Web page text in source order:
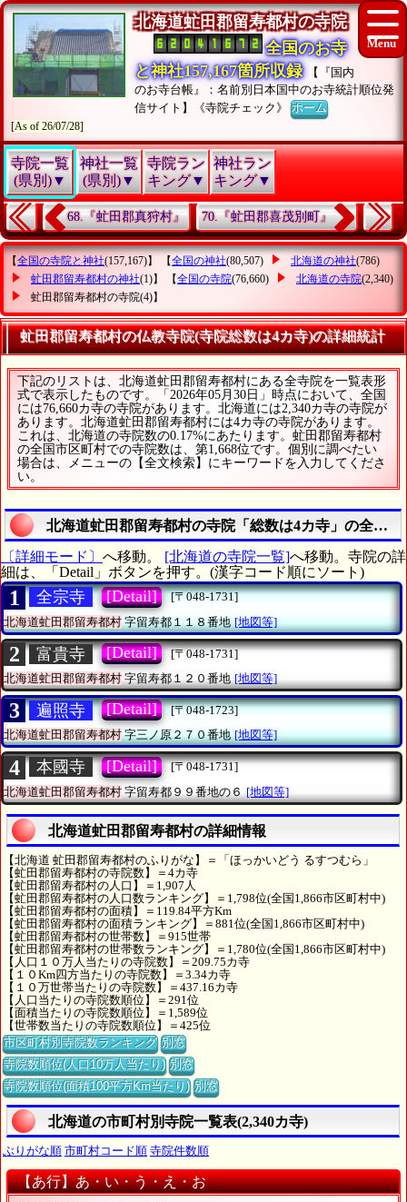
北海道虻田郡留寿都村の寺院
全国のお寺
と神社157,167箇所収録
【『国内
のお寺台帳』：名前別日本国中のお寺統計順位発
信サイト】《寺院チェック》ホーム
[As of 26/07/28]
寺院一覧
(県別)▼
神社一覧
(県別)▼
寺院ラン
キング▼
神社ラン
キング▼
68.『虻田郡真狩村』 70.『虻田郡喜茂別町』
【全国の寺院と神社(157,167)】 【全国の神社(80,507) 北海道の神社(786)
虻田郡留寿都村の神社(1)】 【全国の寺院(76,660) 北海道の寺院(2,340)
虻田郡留寿都村の寺院(4)】
虻田郡留寿都村の仏教寺院(寺院総数は4カ寺)の詳細統計
下記のリストは、北海道虻田郡留寿都村にある全寺院を一覧表形
式で表示したものです。「2026年05月30日」時点において、全国
には76,660カ寺の寺院があります。北海道には2,340カ寺の寺院が
あります。北海道虻田郡留寿都村には4カ寺の寺院があります。
これは、北海道の寺院数の0.17%にあたります。虻田郡留寿都村
の全国市区町村での寺院数は、第1,668位です。個別に調べたい
場合は、メニューの【全文検索】にキーワードを入力してくださ
い。
北海道虻田郡留寿都村の寺院「総数は4カ寺」の全リス
〔詳細モード〕 へ移動。 [北海道の寺院一覧]へ移動。寺院の詳
細は、「Detail」ボタンを押す。(漢字コード順にソート)
1 全宗寺 [Detail]
[〒048-1731]
北海道虻田郡留寿都村字留寿都１１８番地 [地図等]
2 富貴寺 [Detail]
[〒048-1731]
北海道虻田郡留寿都村字留寿都１２０番地 [地図等]
3 遍照寺 [Detail]
[〒048-1723]
北海道虻田郡留寿都村字三ノ原２７０番地 [地図等]
4 本國寺 [Detail]
[〒048-1731]
北海道虻田郡留寿都村 字留寿都９９番地の６ [地図等]
北海道虻田郡留寿都村の詳細情報
【北海道 虻田郡留寿都村のふりがな】＝「ほっかいどう るすつむら」
【虻田郡留寿都村の寺院数】＝4カ寺
【虻田郡留寿都村の人口】＝1,907人
【虻田郡留寿都村の人口数ランキング】＝1,798位(全国1,866市区町村中)
【虻田郡留寿都村の面積】＝119.84平方Km
【虻田郡留寿都村の面積ランキング】＝881位(全国1,866市区町村中)
【虻田郡留寿都村の世帯数】＝915世帯
【虻田郡留寿都村の世帯数ランキング】＝1,780位(全国1,866市区町村中)
【人口１０万人当たりの寺院数】＝209.75カ寺
【１０Km四方当たりの寺院数】＝3.34カ寺
【１０万世帯当たりの寺院数】＝437.16カ寺
【人口当たりの寺院数順位】＝291位
【面積当たりの寺院数順位】＝1,589位
【世帯数当たりの寺院数順位】＝425位
市区町村別寺院数ランキング 別窓
寺院数順位(人口10万人当たり) 別窓
寺院数順位(面積100平方Km当たり) 別窓
北海道の市町村別寺院一覧表(2,340カ寺)
ぶりがな順 市町村コード順 寺院件数順
【あ行】あ・い・う・え・お